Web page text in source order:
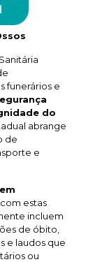
funerários e
do
abrange
de
e
estas
incluem
de óbito,
e laudos que
ou